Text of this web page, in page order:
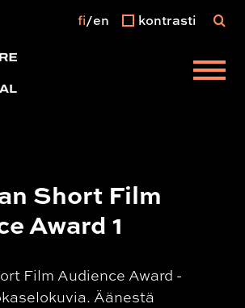
fi en kontrasti
Short Film
Award 1
Film Audience Award -
Äänestä